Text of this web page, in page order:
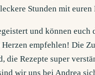
Stunden mit euren
und können euch
empfehlen! Die
die Rezepte super
wir uns bei Andrea